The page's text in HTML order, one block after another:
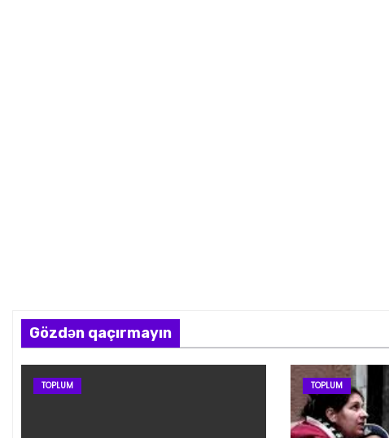
Gözdən qaçırmayın
TOPLUM TOPLUM